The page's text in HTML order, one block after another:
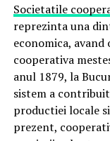
calității serviciilor
acreditările SRC a
preocupări”,a
Directorul Diviziei
rețeaua de
16 dintre cele 22
SRC existente în
Societatile
reprezinta una
economica,
cooperativa
anul 1879, la
sistem a
productiei locale
prezent,